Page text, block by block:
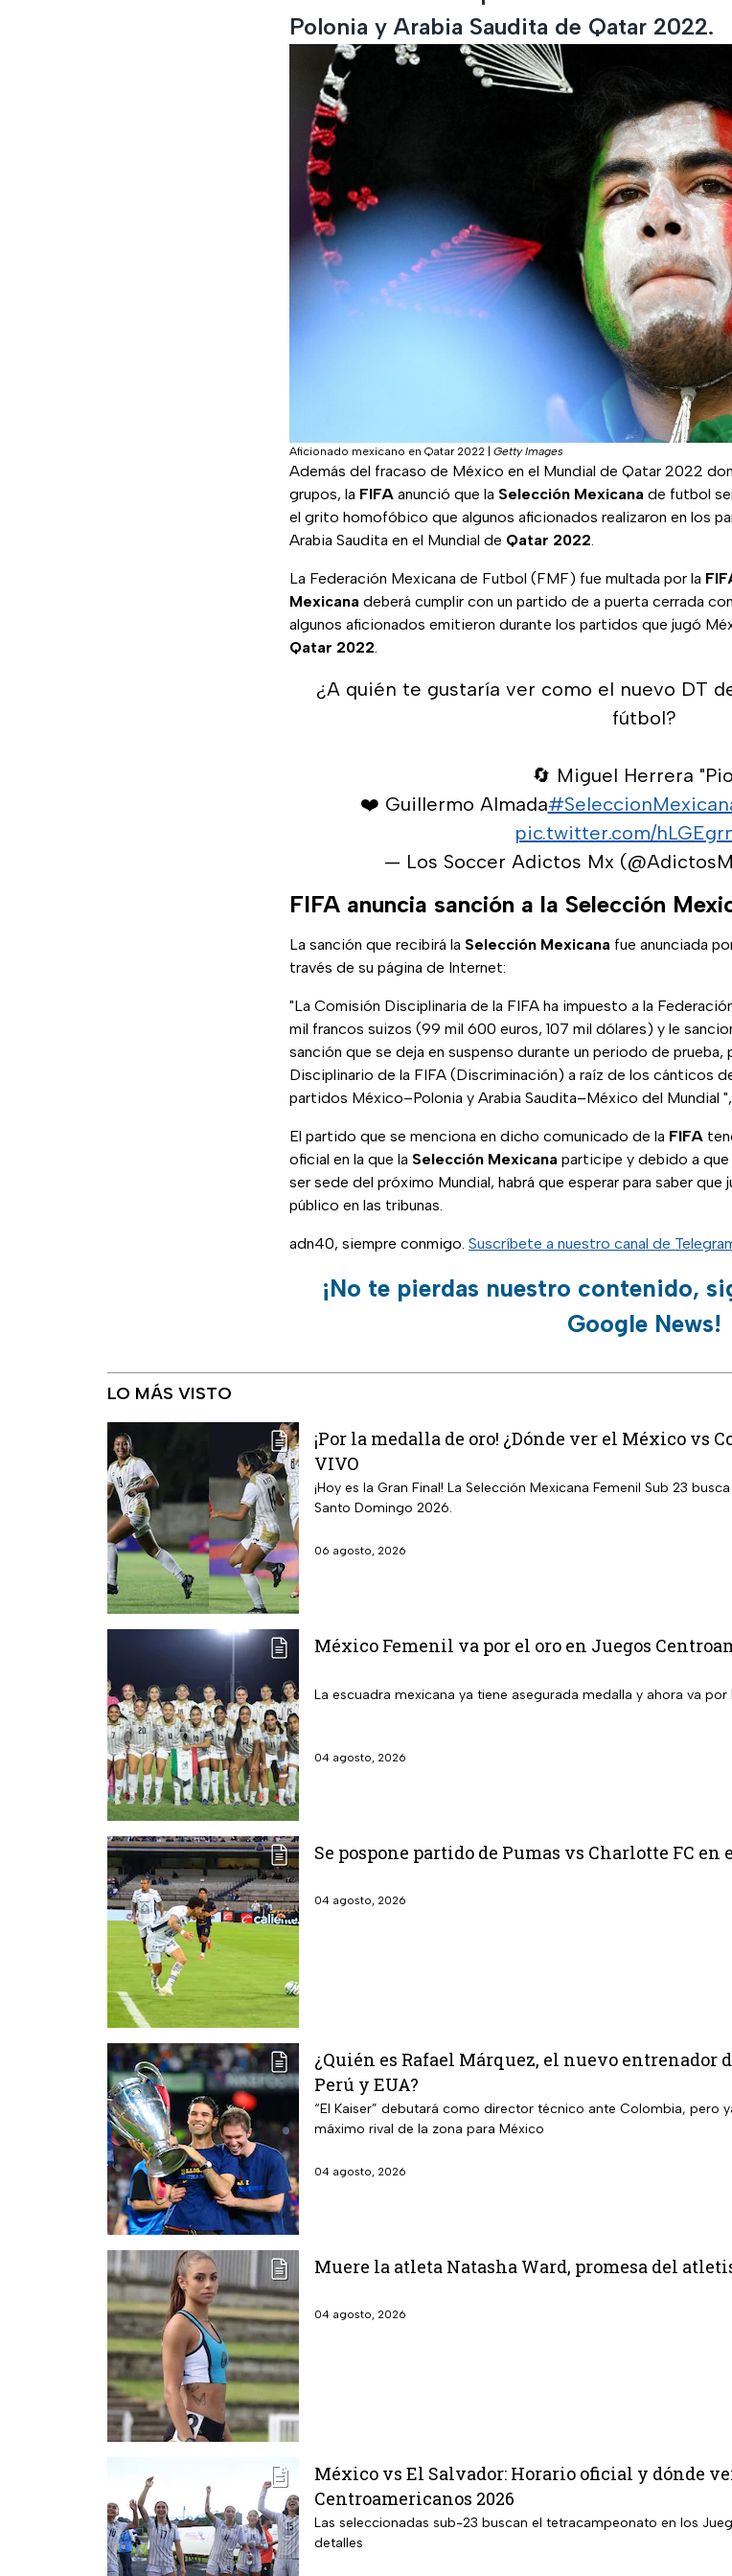
Polonia y Arabia Saudita de Qatar 2022.
Aficionado mexicano en Qatar 2022 Getty Images
Además del fracaso de México en el Mundial de Qatar 2022
grupos, la FIFA anunció que la Selección Mexicana de futbol
el grito homofóbico que algunos aficionados realizaron en los
Arabia Saudita en el Mundial de Qatar 2022.
La Federación Mexicana de Futbol (FMF) fue multada por la
Mexicana deberá cumplir con un partido de a puerta cerrada
algunos aficionados emitieron durante los partidos que jugó
Qatar 2022.
¿A quién te gustaría ver como el nuevo DT
fútbol?
🔄 Miguel Herrera
❤️ Guillermo Almada
pic.twitter.com/
— Los Soccer Adictos Mx
FIFA anuncia sanción a la Selección
La sanción que recibirá la Selección Mexicana fue anunciada
través de su página de Internet:
"La Comisión Disciplinaria de la FIFA ha impuesto a la
mil francos suizos (99 mil 600 euros, 107 mil dólares) y le
sanción que se deja en suspenso durante un periodo de prueba,
Disciplinario de la FIFA (Discriminación) a raíz de los cánticos
partidos México–Polonia y Arabia Saudita–México del Mundial
El partido que se menciona en dicho comunicado de la FIFA
oficial en la que la Selección Mexicana participe y debido a
ser sede del próximo Mundial, habrá que esperar para saber
público en las tribunas.
adn40, siempre conmigo. Suscríbete a nuestro canal de
¡No te pierdas nuestro contenido,
Google News!
LO MÁS VISTO
¡Por la medalla de oro! ¿Dónde ver el México vs
VIVO
¡Hoy es la Gran Final! La Selección Mexicana Femenil Sub 23
Santo Domingo 2026.
06 agosto, 2026
México Femenil va por el oro en Juegos
La escuadra mexicana ya tiene asegurada medalla y ahora va
04 agosto, 2026
Se pospone partido de Pumas vs Charlotte FC en
04 agosto, 2026
¿Quién es Rafael Márquez, el nuevo entrenador
Perú y EUA?
“El Kaiser” debutará como director técnico ante Colombia, pero
máximo rival de la zona para México
04 agosto, 2026
Muere la atleta Natasha Ward, promesa del
04 agosto, 2026
México vs El Salvador: Horario oficial y dónde
Centroamericanos 2026
Las seleccionadas sub-23 buscan el tetracampeonato en los
detalles